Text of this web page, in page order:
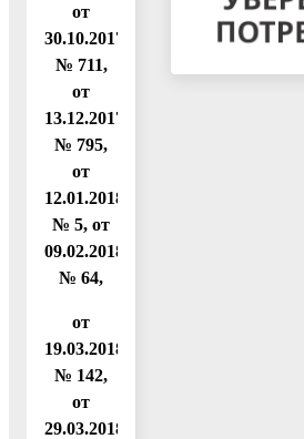
от
30.10.2017
№ 711,
от
13.12.2017
№ 795,
от
12.01.2018
№ 5, от
09.02.2018
№ 64,
от
19.03.2018
№ 142,
от
29.03.2018